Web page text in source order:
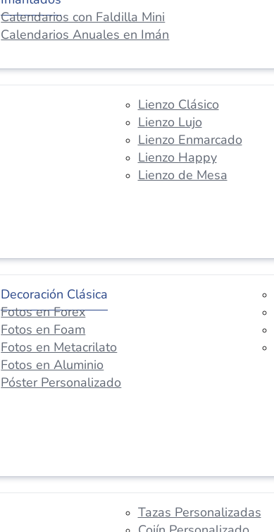
Calendarios con Faldilla Mini
Calendarios Anuales en Imán
Lienzo Clásico
Lienzo Lujo
Lienzo Enmarcado
Lienzo Happy
Lienzo de Mesa
Decoración Clásica
Fotos en Forex
Fotos en Foam
Fotos en Metacrilato
Fotos en Aluminio
Póster Personalizado
Tazas Personalizadas